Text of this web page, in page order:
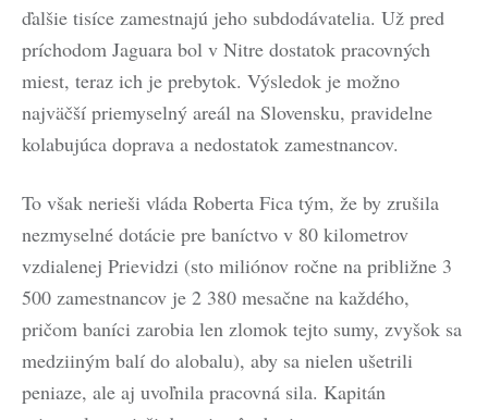
ďalšie tisíce zamestnajú jeho subdodávatelia. Už pred
príchodom Jaguara bol v Nitre dostatok pracovných
miest, teraz ich je prebytok. Výsledok je možno
najväčší priemyselný areál na Slovensku, pravidelne
kolabujúca doprava a nedostatok zamestnancov.
To však nerieši vláda Roberta Fica tým, že by zrušila
nezmyselné dotácie pre baníctvo v 80 kilometrov
vzdialenej Prievidzi (sto miliónov ročne na približne 3
500 zamestnancov je 2 380 mesačne na každého,
pričom baníci zarobia len zlomok tejto sumy, zvyšok sa
medziiným balí do alobalu), aby sa nielen ušetrili
peniaze, ale aj uvoľnila pracovná sila. Kapitán